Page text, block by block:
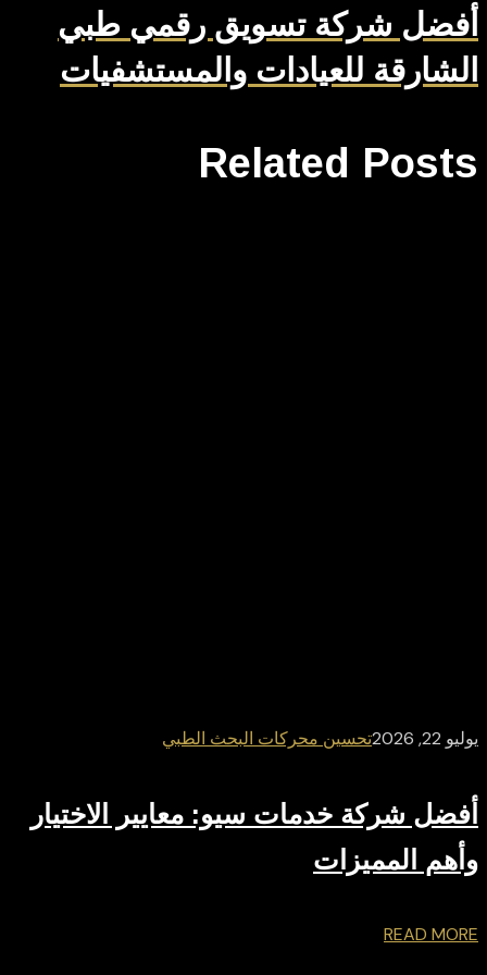
أفضل شركة تسويق رقمي طبي
الشارقة للعيادات والمستشفيات
Related Posts
يوليو 22, 2026 تحسين محركات البحث الطبي
أفضل شركة خدمات سيو: معايير الاختيار
وأهم المميزات
READ MORE